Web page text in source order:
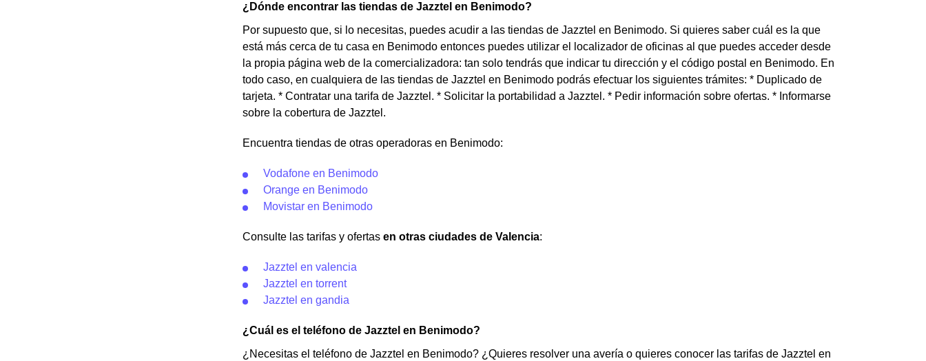
¿Dónde encontrar las tiendas de Jazztel en Benimodo?
Por supuesto que, si lo necesitas, puedes acudir a las tiendas de Jazztel en Benimodo. Si quieres saber cuál es la que
está más cerca de tu casa en Benimodo entonces puedes utilizar el localizador de oficinas al que puedes acceder desde
la propia página web de la comercializadora: tan solo tendrás que indicar tu dirección y el código postal en Benimodo. En
todo caso, en cualquiera de las tiendas de Jazztel en Benimodo podrás efectuar los siguientes trámites: * Duplicado de
tarjeta. * Contratar una tarifa de Jazztel. * Solicitar la portabilidad a Jazztel. * Pedir información sobre ofertas. * Informarse
sobre la cobertura de Jazztel.
Encuentra tiendas de otras operadoras en Benimodo:
Vodafone en Benimodo
Orange en Benimodo
Movistar en Benimodo
Consulte las tarifas y ofertas en otras ciudades de Valencia:
Jazztel en valencia
Jazztel en torrent
Jazztel en gandia
¿Cuál es el teléfono de Jazztel en Benimodo?
¿Necesitas el teléfono de Jazztel en Benimodo? ¿Quieres resolver una avería o quieres conocer las tarifas de Jazztel en